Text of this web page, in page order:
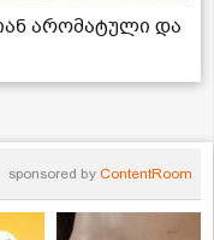
არომატული და
sponsored by ContentRoom